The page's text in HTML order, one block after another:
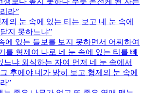
라
의 눈 속에 있는 티는 보고 네 눈 속에
지 못하느냐
에 있는 들보를 보지 못하면서 어찌하여
를 형제여 나로 네 눈 속에 있는 티를 빼
느냐 외식하는 자여 먼저 네 눈 속에서
후에야 네가 밝히 보고 형제의 눈 속에